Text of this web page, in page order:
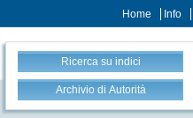
Home Info
Ricerca su indici
Archivio di Autorità